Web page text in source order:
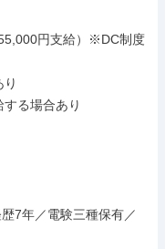
円支給）※DC制度
する場合あり
7年／電験三種保有／